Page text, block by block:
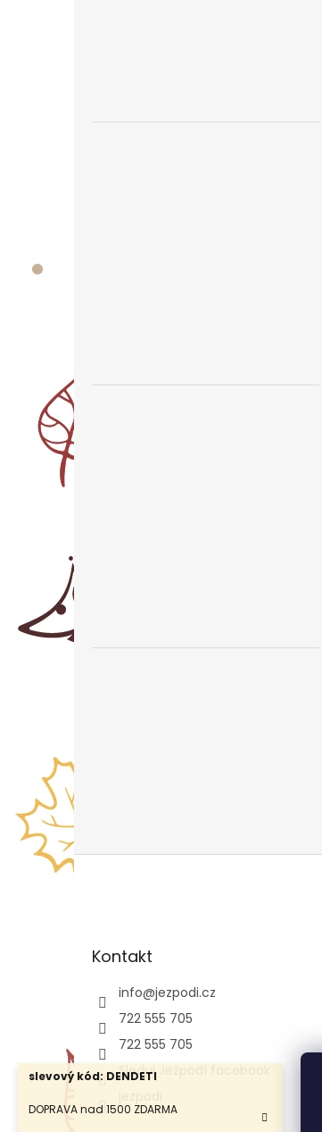
slevový kód: DENDETI
DOPRAVA nad 1500 ZDARMA
Kontakt
info@jezpodi.cz
722 555 705
722 555 705
Sleduj Ježpodí facebook